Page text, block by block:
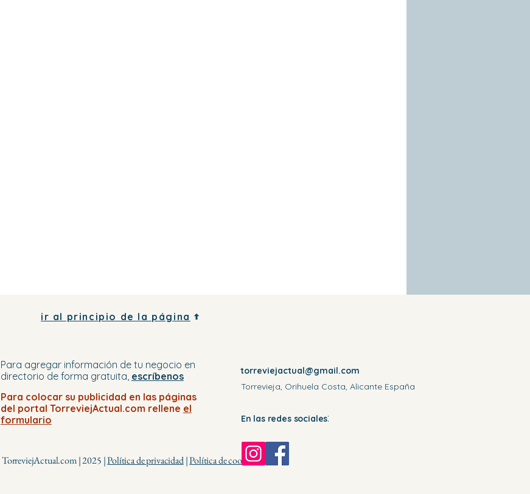
ir al principio de la página
Para agregar información de tu negocio en
directorio de forma gratuita, escríbenos
Para colocar su publicidad en las páginas
del portal TorreviejActual.com rellene el
formulario
TorreviejActual.com | 2025 |Política de privacidad|Política de cookies
torreviejactual@gmail.com
Torrevieja, Orihuela Costa, Alicante España
En las redes sociales: